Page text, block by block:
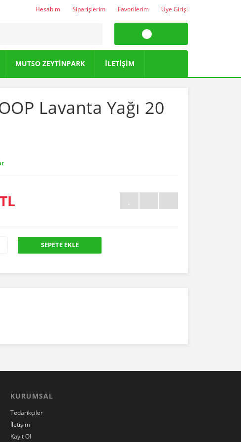
Hesabım Siparişlerim Favorilerim Üye Girişi
MUTSO ZEYTİNPARK İLETİŞİM
Lavanta Yağı 20
SEPETE EKLE
KURUMSAL
Tedarikçiler
İletişim
Kayıt Ol